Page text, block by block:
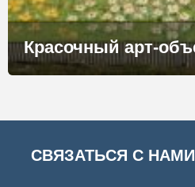
СВЯЗАТЬСЯ С НАМИ